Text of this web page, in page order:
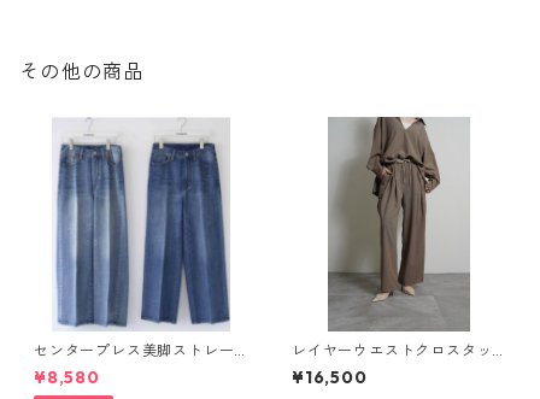
その他の商品
センタープレス美脚ストレー
¥8,580
レイヤーウエストクロスタッ
クカーゴpants （set up対
応） 604488 cyantokyo 260
¥16,500